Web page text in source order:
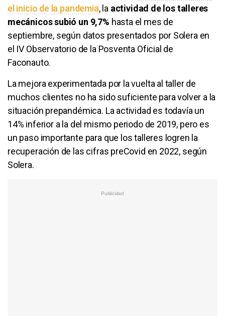
el inicio de la pandemia, la actividad de los talleres
mecánicos subió un 9,7% hasta el mes de
septiembre, según datos presentados por Solera en
el IV Observatorio de la Posventa Oficial de
Faconauto.
La mejora experimentada por la vuelta al taller de
muchos clientes no ha sido suficiente para volver a la
situación prepandémica. La actividad es todavía un
14% inferior a la del mismo periodo de 2019, pero es
un paso importante para que los talleres logren la
recuperación de las cifras preCovid en 2022, según
Solera.